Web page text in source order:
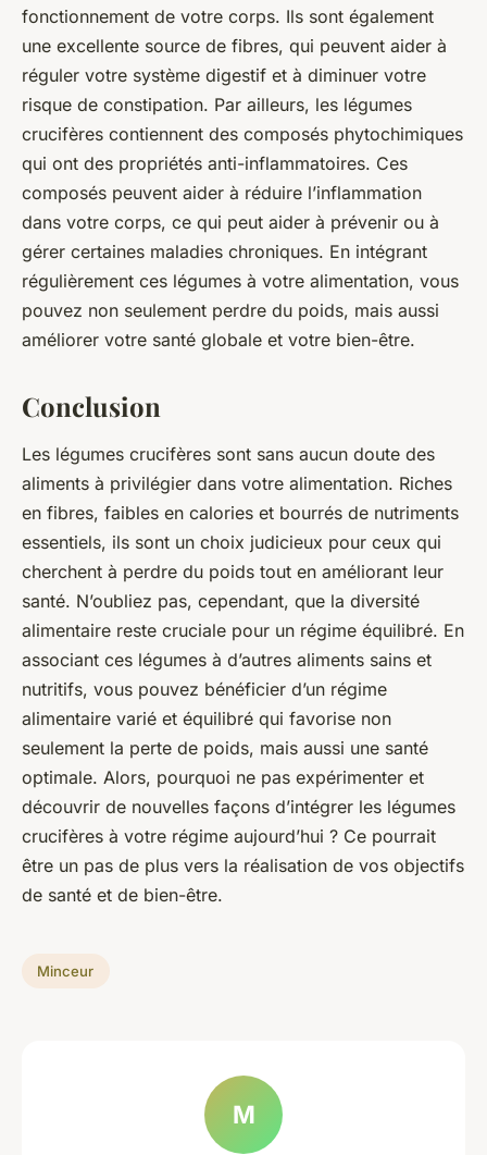
fonctionnement de votre corps. Ils sont également
une excellente source de fibres, qui peuvent aider à
réguler votre système digestif et à diminuer votre
risque de constipation. Par ailleurs, les légumes
crucifères contiennent des composés phytochimiques
qui ont des propriétés anti-inflammatoires. Ces
composés peuvent aider à réduire l’inflammation
dans votre corps, ce qui peut aider à prévenir ou à
gérer certaines maladies chroniques. En intégrant
régulièrement ces légumes à votre alimentation, vous
pouvez non seulement perdre du poids, mais aussi
améliorer votre santé globale et votre bien-être.
Conclusion
Les légumes crucifères sont sans aucun doute des
aliments à privilégier dans votre alimentation. Riches
en fibres, faibles en calories et bourrés de nutriments
essentiels, ils sont un choix judicieux pour ceux qui
cherchent à perdre du poids tout en améliorant leur
santé. N’oubliez pas, cependant, que la diversité
alimentaire reste cruciale pour un régime équilibré. En
associant ces légumes à d’autres aliments sains et
nutritifs, vous pouvez bénéficier d’un régime
alimentaire varié et équilibré qui favorise non
seulement la perte de poids, mais aussi une santé
optimale. Alors, pourquoi ne pas expérimenter et
découvrir de nouvelles façons d’intégrer les légumes
crucifères à votre régime aujourd’hui ? Ce pourrait
être un pas de plus vers la réalisation de vos objectifs
de santé et de bien-être.
Minceur
M